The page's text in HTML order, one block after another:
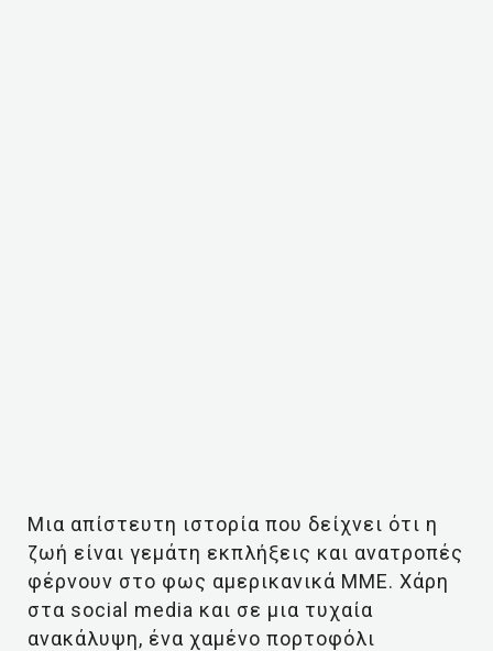
Μια απίστευτη ιστορία που δείχνει ότι η
ζωή είναι γεμάτη εκπλήξεις και ανατροπές
φέρνουν στο φως αμερικανικά ΜΜΕ. Χάρη
στα social media και σε μια τυχαία
ανακάλυψη, ένα χαμένο πορτοφόλι